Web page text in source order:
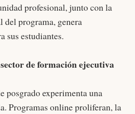
profesional, junto con la
programa, genera
sus estudiantes.
de formación ejecutiva
posgrado experimenta una
Programas online proliferan, la